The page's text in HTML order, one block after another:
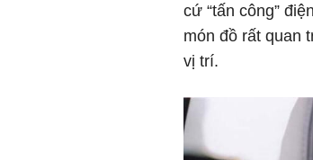
cứ “tấn công”
món đồ rất quan
vị trí.